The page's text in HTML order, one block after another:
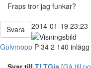
Fraps tror jag funkar?
Svara
2014-01-19 23:23
Golvmopp P 34 2 140 inlägg